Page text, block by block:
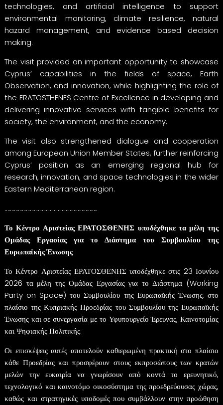
technologies, and artificial intelligence to support
environmental monitoring, climate resilience, natural
hazard management, and evidence based decision
making.
The visit provided an important opportunity to showcase
Cyprus’ capabilities in the fields of space, Earth
Observation, and innovation, while highlighting the role of
the ERATOSTHENES Centre of Excellence in developing and
delivering innovative services with tangible benefits for
society, the environment, and the economy.
The visit also strengthened dialogue and cooperation
among European Union Member States, further reinforcing
Cyprus’ position as an emerging regional hub for
research, innovation, and space technologies in the wider
Eastern Mediterranean region.
…………………………………………………………….
Το Κέντρο Αριστείας ΕΡΑΤΟΣΘΕΝΗΣ υποδέχθηκε τα μέλη της
Ομάδας Εργασίας για το Διάστημα του Συμβουλίου της
Ευρωπαϊκής Ένωσης
Το Κέντρο Αριστείας ΕΡΑΤΟΣΘΕΝΗΣ υποδέχθηκε στις 23 Ιουνίου
2026 τα μέλη της Ομάδας Εργασίας για το Διάστημα (Working
Party on Space) του Συμβουλίου της Ευρωπαϊκής Ένωσης, στο
πλαίσιο της Κυπριακής Προεδρίας του Συμβουλίου της Ευρωπαϊκής
Ένωσης και σε συνεργασία με το Υφυπουργείο Έρευνας, Καινοτομίας
και Ψηφιακής Πολιτικής.
Οι επισκέψεις αυτές αποτελούν καθιερωμένη πρακτική στο πλαίσιο
κάθε Προεδρίας και προσφέρουν στους εκπροσώπους των κρατών
μελών την ευκαιρία να γνωρίσουν από κοντά το ερευνητικό,
τεχνολογικό και καινοτόμο οικοσύστημα της προεδρεύουσας χώρας,
καθώς και στρατηγικές υποδομές που συμβάλλουν στην προώθηση